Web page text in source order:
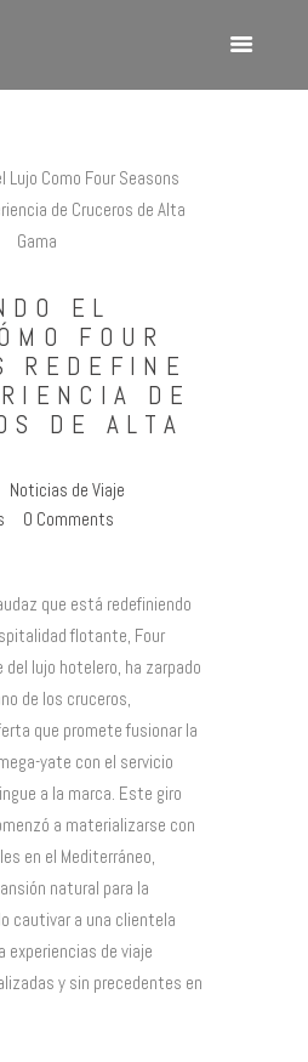
CON BETSY
EL
FOUR
REDEFINE
DE
DE ALTA
Noticias de Viaje
0 Comments
que está redefiniendo
flotante, Four
lujo hotelero, ha zarpado
de los cruceros,
que promete fusionar la
yate con el servicio
a la marca. Este giro
a materializarse con
en el Mediterráneo,
natural para la
cautivar a una clientela
experiencias de viaje
y sin precedentes en